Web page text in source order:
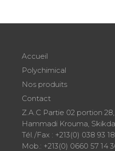
Accueil
Polychimical
Nos produits
Contact
Z.A.C Partie 02 portion 28,
Hammadi Krouma,
Tél./Fax : +213(0) 038 93
Mob.: +213(0) 0660 57 14